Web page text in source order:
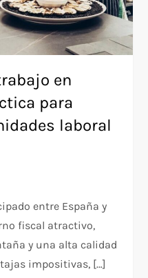
en
para
laboral
entre España y
fiscal atractivo,
y una alta calidad
impositivas, […]